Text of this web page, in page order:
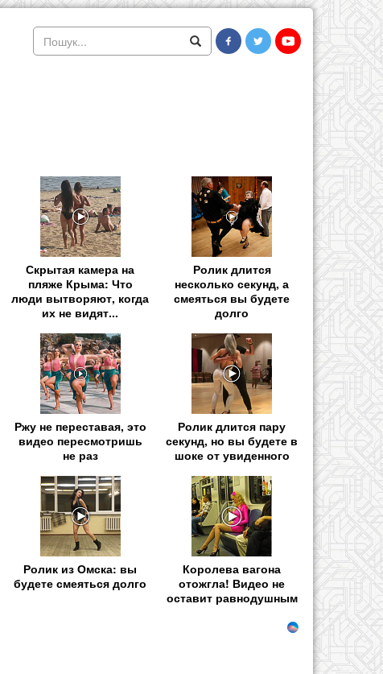
Скрытая камера на
пляже Крыма: Что
люди вытворяют, когда
их не видят...
Ролик длится
несколько секунд, а
смеяться вы будете
долго
Ржу не переставая, это
видео пересмотришь
не раз
Ролик длится пару
секунд, но вы будете в
шоке от увиденного
Ролик из Омска: вы
будете смеяться долго
Королева вагона
отожгла! Видео не
оставит равнодушным